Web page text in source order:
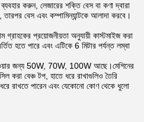
করুন, লেজারের শক্তি বেস বা কণা দ্বারা
বেস এবং কম্পামিন্যান্টকে আলাদা করবে।
গ্রাহকের প্রয়োজনীয়তা অনুযায়ী কাস্টমাইজ করা
হতে পারে এবং এটিকে 6 মিটার পর্যন্ত লম্বা
জন্য 50W, 70W, 100W আছে।মেশিনের
করা বেঞ্চ টপ, হাতে ধরে রাখাগুলিও তৈরি
রাখতে পারেন এবং যেকোনো কোণ থেকে ধুলো